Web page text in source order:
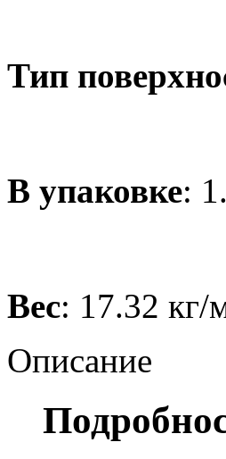
Тип
В упаковке:
Вес: 17.32 кг/
Описание